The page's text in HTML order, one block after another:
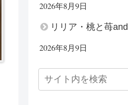
2026年8月9日
リリア・桃と苺
2026年8月9日